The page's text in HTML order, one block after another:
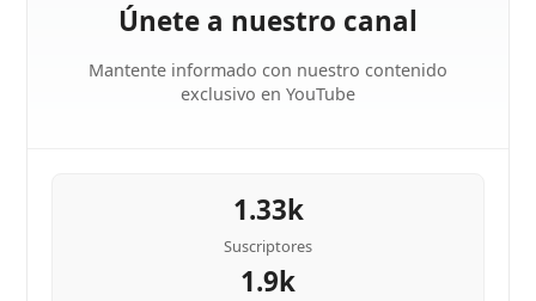
Únete a nuestro canal
Mantente informado con nuestro contenido
exclusivo en YouTube
1.33k
Suscriptores
1.9k